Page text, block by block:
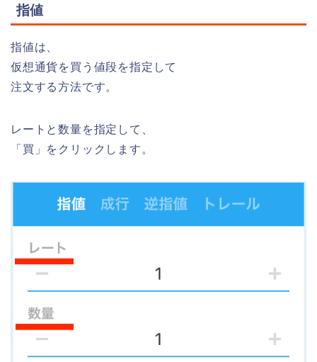
指値
指値は、
仮想通貨を買う値段を指定して
注文する方法です。
レートと数量を指定して、
「買」をクリックします。